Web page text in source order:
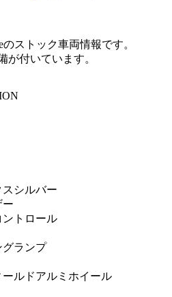
ストック車両情報です。
が付いています。
シルバー
ー
ントロール
グランプ
ールドアルミホイール